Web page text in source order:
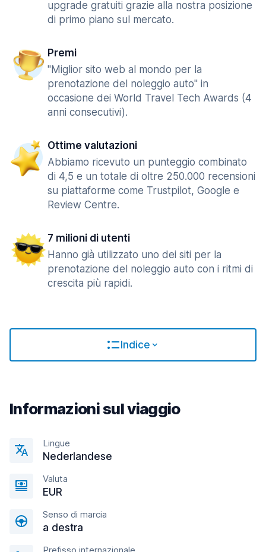
upgrade gratuiti grazie alla nostra posizione
di primo piano sul mercato.
Premi
"Miglior sito web al mondo per la
prenotazione del noleggio auto" in
occasione dei World Travel Tech Awards (4
anni consecutivi).
Ottime valutazioni
Abbiamo ricevuto un punteggio combinato
di 4,5 e un totale di oltre 250.000 recensioni
su piattaforme come Trustpilot, Google e
Review Centre.
7 milioni di utenti
Hanno già utilizzato uno dei siti per la
prenotazione del noleggio auto con i ritmi di
crescita più rapidi.
Indice
Informazioni sul viaggio
Lingue
Nederlandese
Valuta
EUR
Senso di marcia
a destra